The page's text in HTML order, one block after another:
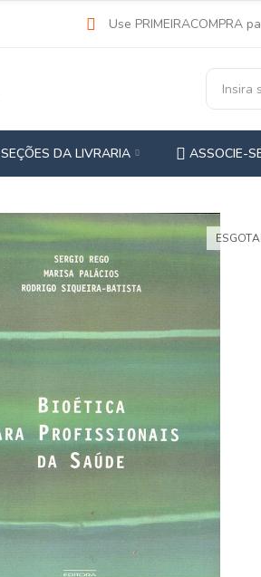
Use PRIMEIRACOMPRA
SEÇÕES DA LIVRARIA ASSOCIE-